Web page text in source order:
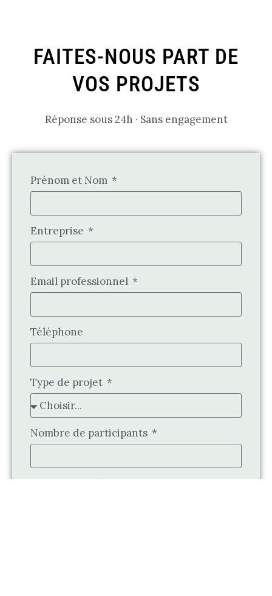
FAITES-NOUS PART DE
VOS PROJETS
Réponse sous 24h · Sans engagement
Prénom et Nom
Entreprise
Email professionnel
Téléphone
Type de projet
Nombre de participants
Date envisagée